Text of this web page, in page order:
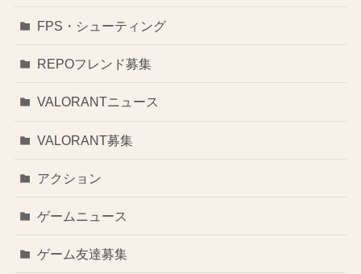
FPS・シューティング
REPOフレンド募集
VALORANTニュース
VALORANT募集
アクション
ゲームニュース
ゲーム友達募集